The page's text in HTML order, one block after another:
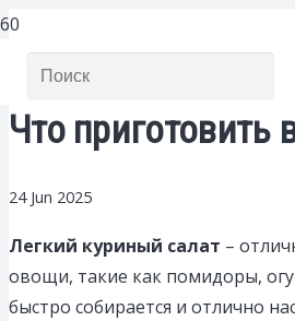
Что приготовить
24 Jun 2025
Легкий куриный салат –
овощи, такие как помидоры,
быстро собирается и отлично